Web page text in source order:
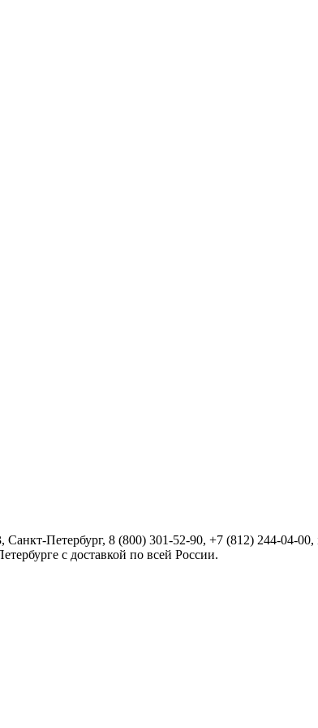
Санкт-Петербург, 8 (800) 301-52-90, +7 (812) 244-04-00,
с доставкой по всей России.